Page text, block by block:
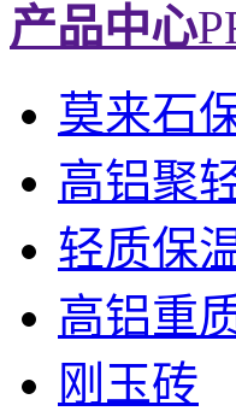
产品中心
莫来石
高铝聚
轻质保
高铝重
刚玉砖